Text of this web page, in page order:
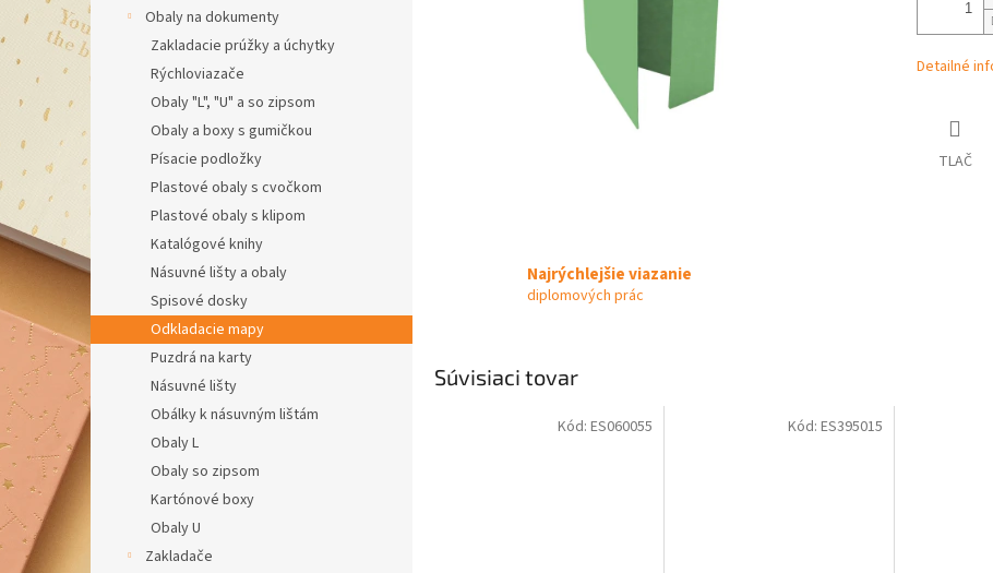
Obaly na dokumenty
Zakladacie prúžky a úchytky
Rýchloviazače
Obaly "L", "U" a so zipsom
Obaly a boxy s gumičkou
Písacie podložky
Plastové obaly s cvočkom
Plastové obaly s klipom
Katalógové knihy
Násuvné lišty a obaly
Spisové dosky
Odkladacie mapy
Puzdrá na karty
Násuvné lišty
Obálky k násuvným lištám
Obaly L
Obaly so zipsom
Kartónové boxy
Obaly U
Zakladače
Detailné
TLAČ
Najrýchlejšie viazanie
diplomových prác
Súvisiaci tovar
Kód: ES060055 Kód: ES395015